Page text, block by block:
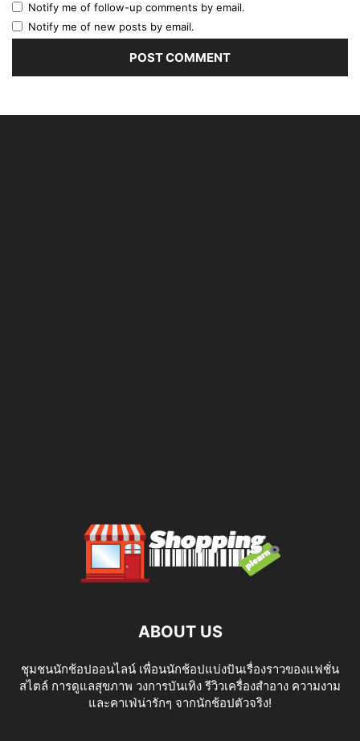
Notify me of follow-up comments by email.
Notify me of new posts by email.
ABOUT US
ชุมชนนักช้อปออนไลน์ เพื่อนนักช้อปแบ่งปันเรื่องราวของแฟชั่น
สไตล์ การดูแลสุขภาพ วงการบันเทิง รีวิวเครื่องสำอาง ความงาม
และคาเฟ่น่ารักๆ จากนักช้อปตัวจริง!